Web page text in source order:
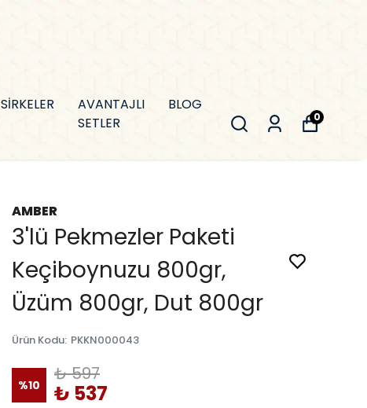
SİRKELER
AVANTAJLI
SETLER
BLOG
0
AMBER
3'lü Pekmezler Paketi
Keçiboynuzu 800gr,
Üzüm 800gr, Dut 800gr
Ürün Kodu: PKKN000043
%10
₺ 597
₺ 537